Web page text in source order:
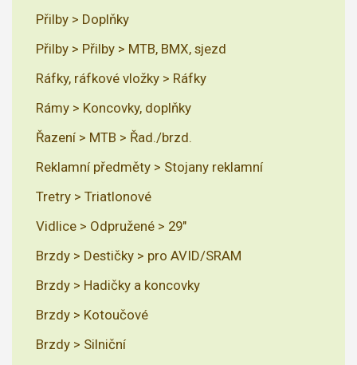
Přilby > Doplňky
Přilby > Přilby > MTB, BMX, sjezd
Ráfky, ráfkové vložky > Ráfky
Rámy > Koncovky, doplňky
Řazení > MTB > Řad./brzd.
Reklamní předměty > Stojany reklamní
Tretry > Triatlonové
Vidlice > Odpružené > 29"
Brzdy > Destičky > pro AVID/SRAM
Brzdy > Hadičky a koncovky
Brzdy > Kotoučové
Brzdy > Silniční